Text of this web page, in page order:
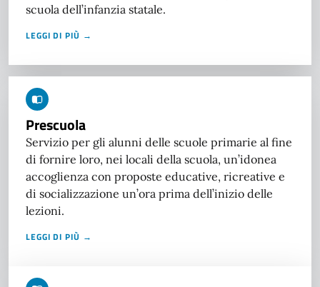
scuola dell’infanzia statale.
LEGGI DI PIÙ →
Prescuola
Servizio per gli alunni delle scuole primarie al fine
di fornire loro, nei locali della scuola, un’idonea
accoglienza con proposte educative, ricreative e
di socializzazione un’ora prima dell’inizio delle
lezioni.
LEGGI DI PIÙ →